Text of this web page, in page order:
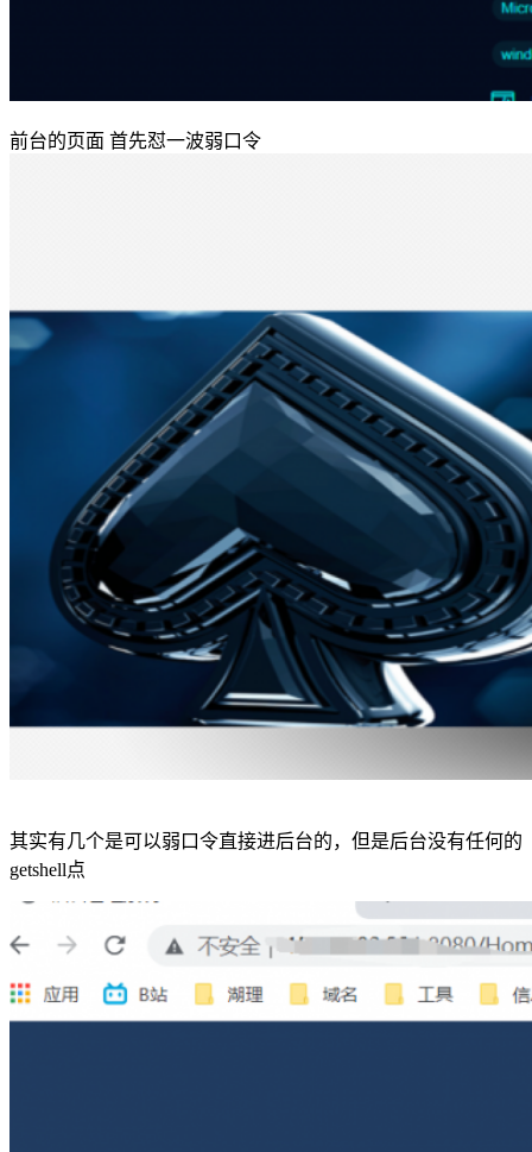
前台的页面 首先怼一波弱口令
其实有几个是可以弱口令直接进后台的，但是后台没有任何的
getshell点